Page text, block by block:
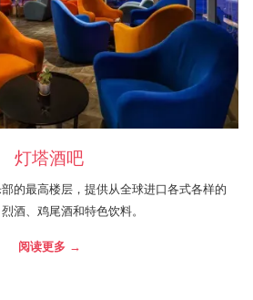
灯塔酒吧
的最高楼层，提供从全球进口各式各样的
酒、鸡尾酒和特色饮料。
阅读更多